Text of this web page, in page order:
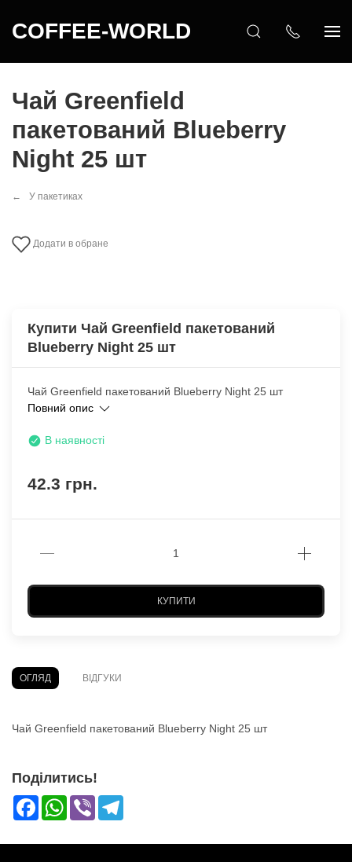
COFFEE-WORLD
Чай Greenfield
пакетований Blueberry
Night 25 шт
У пакетиках
Додати в обране
Купити Чай Greenfield пакетований
Blueberry Night 25 шт
Чай Greenfield пакетований Blueberry Night 25 шт
Повний опис
В наявності
42.3 грн.
КУПИТИ
ОГЛЯД ВІДГУКИ
Чай Greenfield пакетований Blueberry Night 25 шт
Поділитись!
FacebookWhatsApp
Viber